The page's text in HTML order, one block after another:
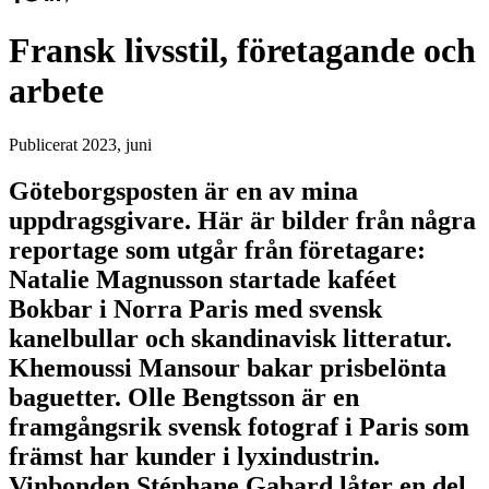
Fransk livsstil, företagande och
arbete
Publicerat 2023, juni
Göteborgsposten är en av mina
uppdragsgivare. Här är bilder från några
reportage som utgår från företagare:
Natalie Magnusson startade kaféet
Bokbar i Norra Paris med svensk
kanelbullar och skandinavisk litteratur.
Khemoussi Mansour bakar prisbelönta
baguetter. Olle Bengtsson är en
framgångsrik svensk fotograf i Paris som
främst har kunder i lyxindustrin.